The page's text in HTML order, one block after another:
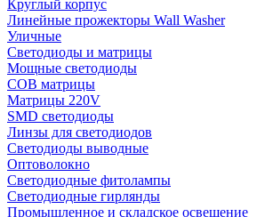
Круглый корпус
Линейные прожекторы Wall Washer
Уличные
Светодиоды и матрицы
Мощные светодиоды
COB матрицы
Матрицы 220V
SMD светодиоды
Линзы для светодиодов
Светодиоды выводные
Оптоволокно
Светодиодные фитолампы
Светодиодные гирлянды
Промышленное и складское освещение